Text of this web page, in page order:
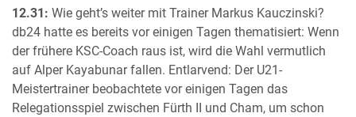
12.31: Wie geht’s weiter mit Trainer Markus Kauczinski?
db24 hatte es bereits vor einigen Tagen thematisiert: Wenn
der frühere KSC-Coach raus ist, wird die Wahl vermutlich
auf Alper Kayabunar fallen. Entlarvend: Der U21-
Meistertrainer beobachtete vor einigen Tagen das
Relegationsspiel zwischen Fürth II und Cham, um schon